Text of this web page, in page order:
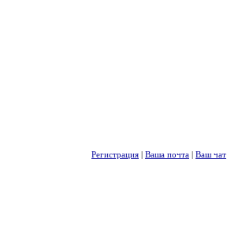
Регистрация | Ваша почта | Ваш чат